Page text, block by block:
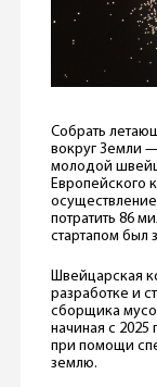
Собрать
вокруг Земли
молодой
Европейского
осуществление
потратить 86
стартапом был
Швейцарская
разработке и
сборщика
начиная с
при помощи
землю.